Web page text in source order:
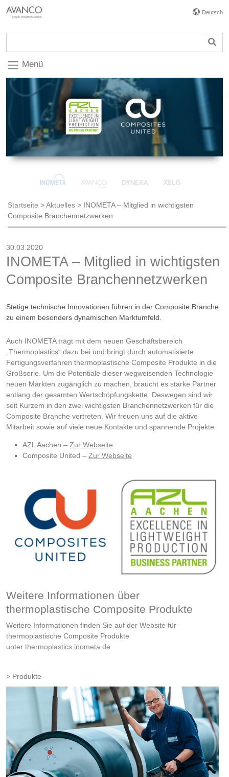
Deutsch
Menü
Startseite >Aktuelles > INOMETA – Mitglied in wichtigsten
Composite Branchennetzwerken
30.03.2020
INOMETA – Mitglied in wichtigsten
Composite Branchennetzwerken
Stetige technische Innovationen führen in der Composite Branche
zu einem besonders dynamischen Marktumfeld.
Auch INOMETA trägt mit dem neuen Geschäftsbereich
„Thermoplastics“ dazu bei und bringt durch automatisierte
Fertigungsverfahren thermoplastische Composite Produkte in die
Großserie. Um die Potentiale dieser wegweisenden Technologie
neuen Märkten zugänglich zu machen, braucht es starke Partner
entlang der gesamten Wertschöpfungskette. Deswegen sind wir
seit Kurzem in den zwei wichtigsten Branchennetzwerken für die
Composite Branche vertreten. Wir freuen uns auf die aktive
Mitarbeit sowie auf viele neue Kontakte und spannende Projekte.
AZL Aachen –Zur Webseite
Composite United –Zur Webseite
Weitere Informationen über
thermoplastische Composite Produkte
Weitere Informationen finden Sie auf der Website für
thermoplastische Composite Produkte
unter thermoplastics.inometa.de
Produkte